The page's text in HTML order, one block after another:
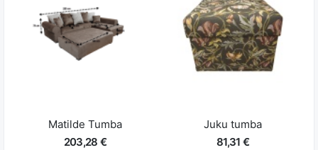
Matilde Tumba
203,28 €
Juku tumba
81,31 €